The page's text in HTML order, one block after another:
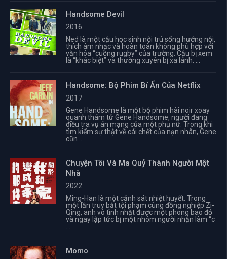
Handsome Devil
2016
Ned là một cậu học sinh nội trú sống hướng nội,
thích âm nhạc và hoàn toàn không phù hợp với
văn hóa “cuồng rugby” của trường. Cậu bị xem
là “khác biệt” và thường xuyên bị xa lánh. ...
Handsome: Bộ Phim Bí Ẩn Của Netflix
2017
Gene Handsome là một bộ phim hài noir xoay
quanh thám tử Gene Handsome, người đang
điều tra vụ án mạng của một phụ nữ. Trong khi
tìm kiếm sự thật về cái chết của nạn nhân, Gene
cũn ...
Chuyện Tôi Và Ma Quỷ Thành Người Một
Nhà
2022
Ming-Han là một cảnh sát nhiệt huyết. Trong
một lần truy bắt tội phạm cùng đồng nghiệp Zi-
Qing, anh vô tình nhặt được một phong bao đỏ
và ngay lập tức bị một nhóm người nhận làm “c
Momo